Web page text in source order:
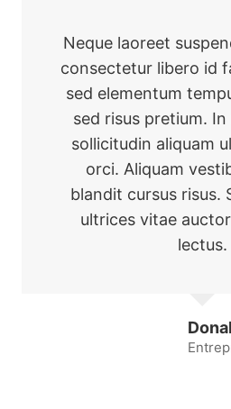
Neque laoreet
consectetur libero id
sed elementum
sed risus pretium.
sollicitudin aliquam
orci. Aliquam
blandit cursus risus.
ultrices vitae
lectus.